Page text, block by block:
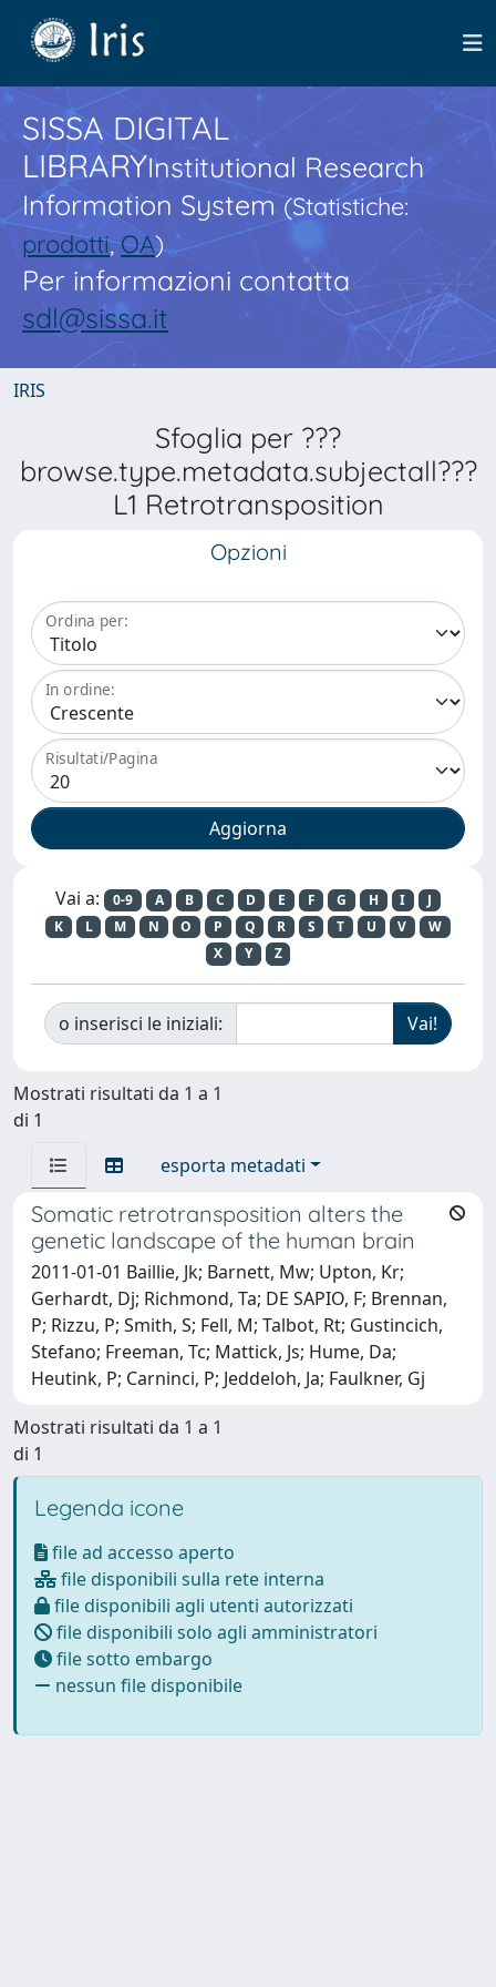
SISSA DIGITAL
LIBRARYInstitutional Research
Information System(Statistiche:
prodotti,OA)
Per informazioni contatta
sdl@sissa.it
IRIS
Sfoglia per ???
browse.type.metadata.subjectall???
L1 Retrotransposition
Opzioni
Ordina per:
In ordine:
Risultati/Pagina
Vai a: 0-9 A B C D E F G H I
J
K
L M N O P Q R S T U V
W
X
Y Z
o inserisci le iniziali:
Mostrati risultati da 1 a 1
di 1
esporta metadati
Somatic retrotransposition alters the
genetic landscape of the human brain
2011-01-01 Baillie, Jk; Barnett, Mw; Upton, Kr;
Gerhardt, Dj; Richmond, Ta; DE SAPIO, F; Brennan,
P; Rizzu, P; Smith, S; Fell, M; Talbot, Rt; Gustincich,
Stefano; Freeman, Tc; Mattick, Js; Hume, Da;
Heutink, P; Carninci, P; Jeddeloh, Ja; Faulkner, Gj
Mostrati risultati da 1 a 1
di 1
Legenda icone
file ad accesso aperto
file disponibili sulla rete interna
file disponibili agli utenti autorizzati
file disponibili solo agli amministratori
file sotto embargo
nessun file disponibile